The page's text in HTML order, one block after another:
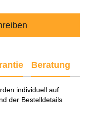
Beratung
individuell auf
der Bestelldetails